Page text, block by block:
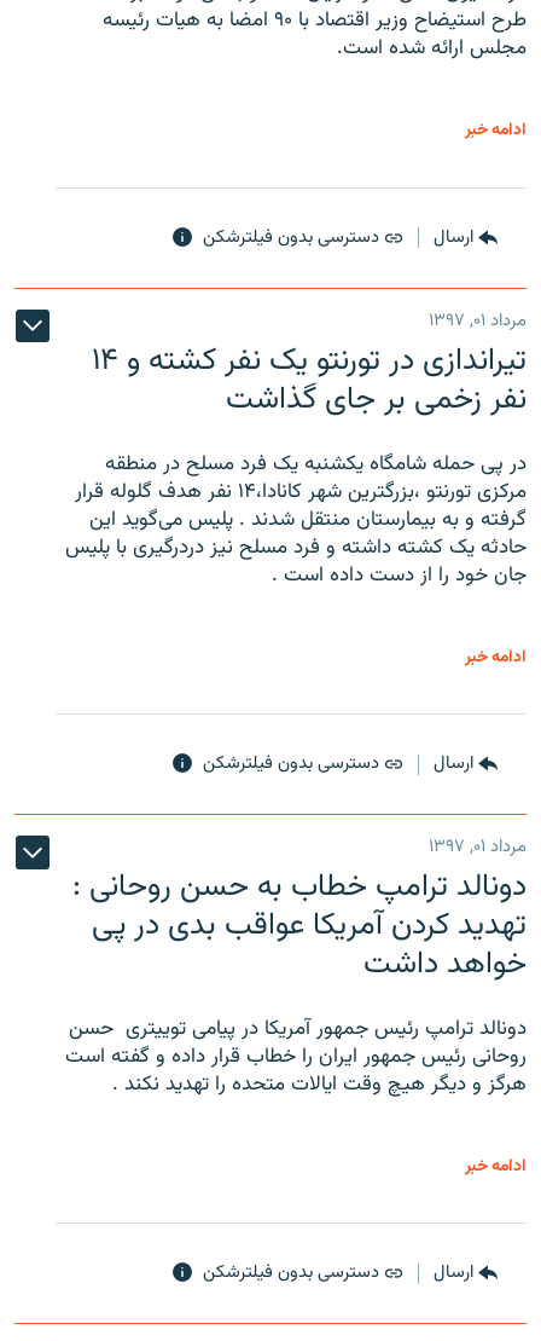
طرح استیضاح وزیر اقتصاد با ۹۰ امضا به هیات رئیسه
مجلس ارائه شده است.
ادامه خبر
ارسال دسترسی بدون فیلترشکن
مرداد ۰۱, ۱۳۹۷
تیراندازی در تورنتو یک نفر کشته و ۱۴
نفر زخمی بر جای گذاشت
در پی حمله شامگاه یکشنبه یک فرد مسلح در منطقه
مرکزی تورنتو ،‌بزرگترین شهر کانادا،۱۴ نفر هدف گلوله قرار
گرفته و به بیمارستان منتقل شدند . پلیس می‌گوید این
حادثه یک کشته داشته و فرد مسلح نیز دردرگیری با پلیس
جان خود را از دست داده است .
ادامه خبر
ارسال دسترسی بدون فیلترشکن
مرداد ۰۱, ۱۳۹۷
دونالد ترامپ خطاب به حسن روحانی :
تهدید کردن آمریکا عواقب بدی در پی
خواهد داشت
دونالد ترامپ رئیس جمهور آمریکا در پیامی توییتری ‌ حسن
روحانی رئیس جمهور ایران را خطاب قرار داده و گفته است
هرگز و دیگر هیچ وقت ایالات متحده را تهدید نکند .
ادامه خبر
ارسال دسترسی بدون فیلترشکن